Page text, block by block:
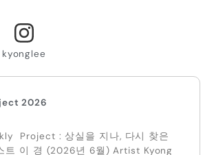
kyonglee
2026
Project : 상실을 지나, 다시 찾은
트 이 경 (2026년 6월) Artist Kyong